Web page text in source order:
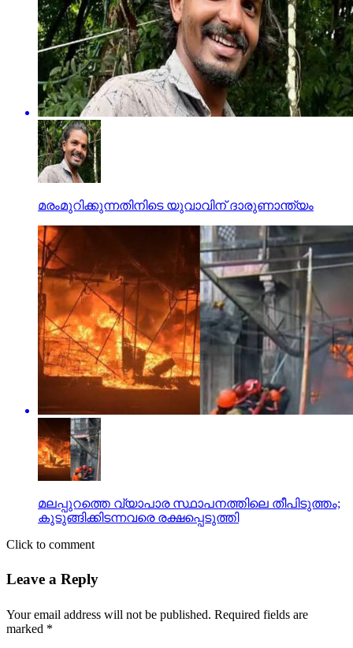
മരംമുറിക്കുന്നതിനിടെ യുവാവിന് ദാരുണാന്ത്യം
മലപ്പുറത്തെ വ്യാപാര സ്ഥാപനത്തിലെ തീപിടുത്തം;
കുടുങ്ങിക്കിടന്നവരെ രക്ഷപ്പെടുത്തി
Click to comment
Leave a Reply
Your email address will not be published. Required fields are
marked *